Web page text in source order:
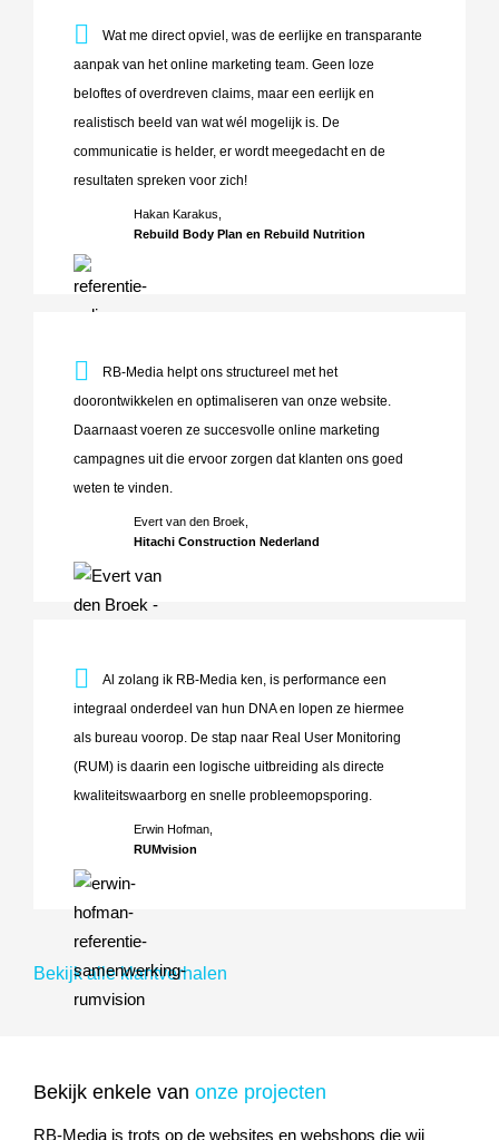
Hakan Karakus,
Rebuild Body Plan en Rebuild Nutrition
Wat me direct opviel, was de eerlijke en transparante
aanpak van het online marketing team. Geen loze
beloftes of overdreven claims, maar een eerlijk en
realistisch beeld van wat wél mogelijk is. De
communicatie is helder, er wordt meegedacht en de
resultaten spreken voor zich!
Wat me direct opviel, was de eerlijke en transparante
Evert van den Broek,
Hitachi Construction Nederland
RB-Media helpt ons structureel met het
doorontwikkelen en optimaliseren van onze website.
Daarnaast voeren ze succesvolle online marketing
campagnes uit die ervoor zorgen dat klanten ons goed
weten te vinden.
RB-Media helpt ons structureel met het doorontwikkelen
Erwin Hofman,
RUMvision
Al zolang ik RB-Media ken, is performance een
integraal onderdeel van hun DNA en lopen ze hiermee
als bureau voorop. De stap naar Real User Monitoring
(RUM) is daarin een logische uitbreiding als directe
kwaliteitswaarborg en snelle probleemopsporing.
Al zolang ik RB-Media ken, is performance een integraal
Bekijk alle klantverhalen
Bekijk enkele van onze projecten
RB-Media is trots op de websites en webshops die wij